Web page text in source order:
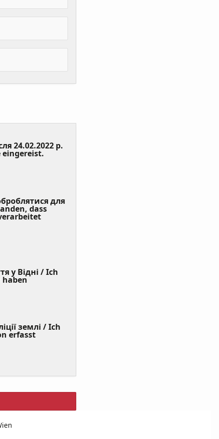
24.02.2022 р.
eingereist. (Value
для
dass
у Відні / Ich
(Value
землі / Ich
erfasst